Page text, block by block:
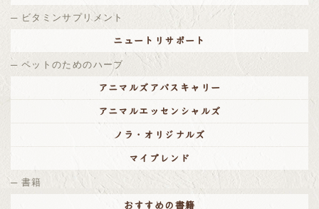
ビタミンサプリメント
ニュートリサポート
ペットのためのハーブ
アニマルズアパスキャリー
アニマルエッセンシャルズ
ノラ・オリジナルズ
マイブレンド
書籍
おすすめの書籍